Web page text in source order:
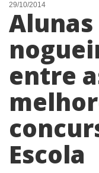
NOTÍCIAS
LISTA DIGITAL
TELEFONES ÚTEIS
CONTATO
ANUNCIE
29/10/2014
Alunas
entre
Escola